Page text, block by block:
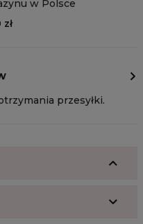
w Polsce
przesyłki.